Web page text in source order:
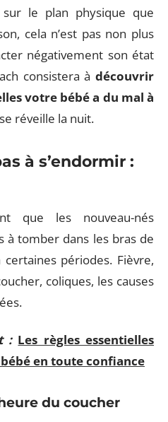
le plan physique que
cela n’est pas non plus
négativement son état
consistera à découvrir
votre bébé a du mal à
réveille la nuit.
à s’endormir :
que les nouveau-nés
à tomber dans les bras de
périodes. Fièvre,
coliques, les causes
: Les règles essentielles
en toute confiance
du coucher